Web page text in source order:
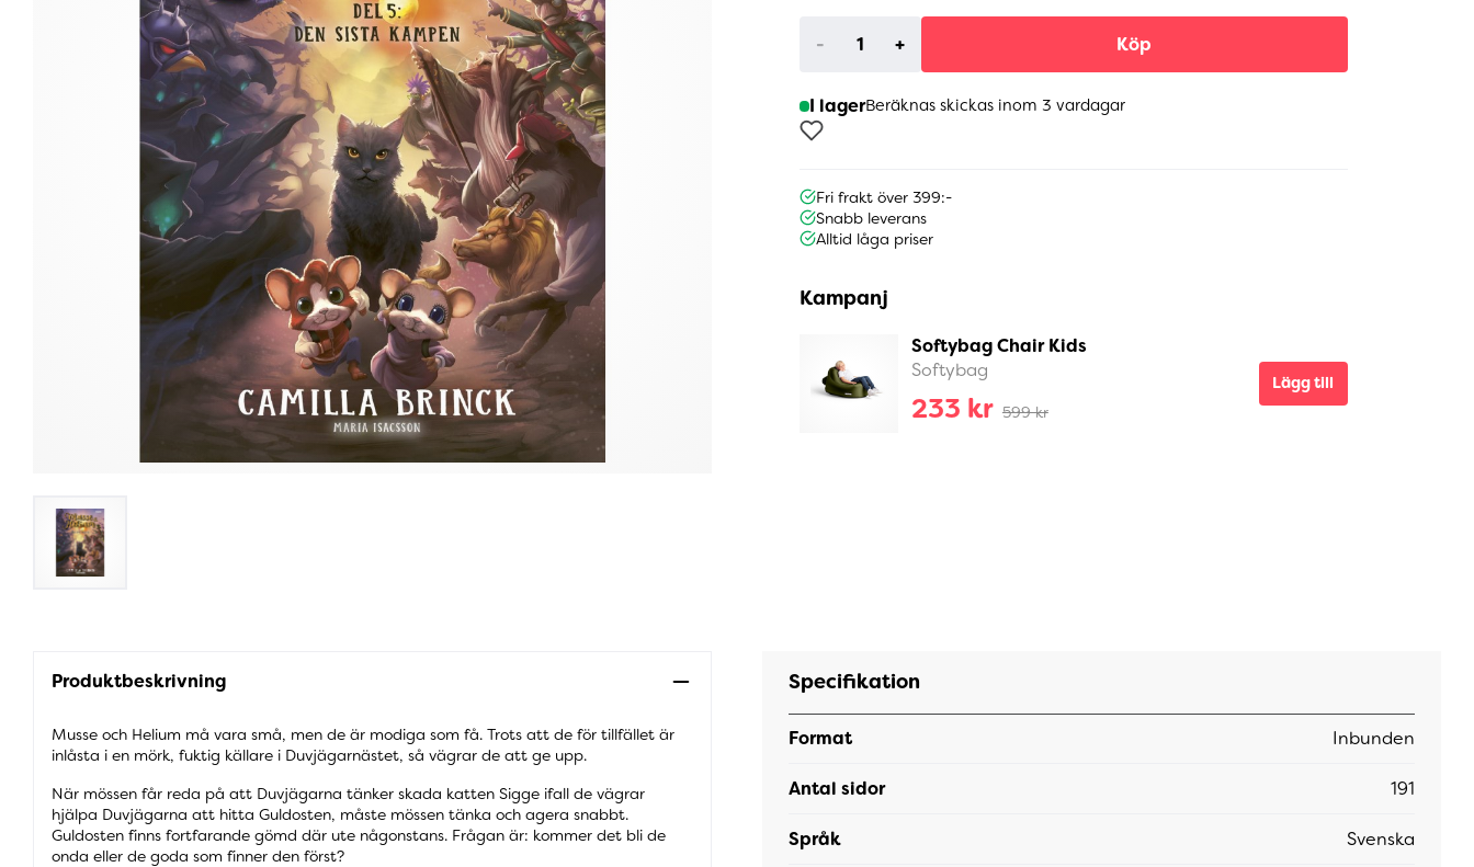
- + Köp
I lagerBeräknas skickas inom 3 vardagar
Fri frakt över 399:-
Snabb leverans
Alltid låga priser
Kampanj
Softybag Chair Kids
Softybag
233 kr 599 kr
Lägg till
Produktbeskrivning
Musse och Helium må vara små, men de är modiga som få. Trots att de för tillfället är
inlåsta i en mörk, fuktig källare i Duvjägarnästet, så vägrar de att ge upp.
När mössen får reda på att Duvjägarna tänker skada katten Sigge ifall de vägrar
hjälpa Duvjägarna att hitta Guldosten, måste mössen tänka och agera snabbt.
Guldosten finns fortfarande gömd där ute någonstans. Frågan är: kommer det bli de
onda eller de goda som finner den först?
Specifikation
Format Inbunden
Antal sidor 191
Språk Svenska